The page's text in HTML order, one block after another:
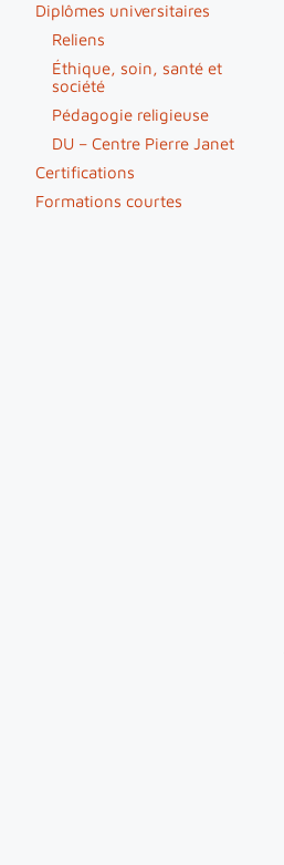
Diplômes universitaires
Reliens
Éthique, soin, santé et
société
Pédagogie religieuse
DU – Centre Pierre Janet
Certifications
Formations courtes